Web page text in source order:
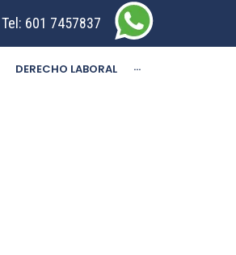
Tel: 601 7457837
DERECHO LABORAL ···